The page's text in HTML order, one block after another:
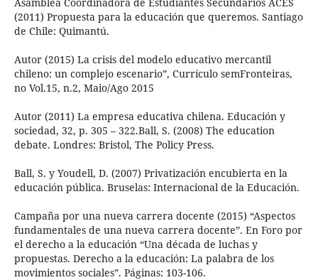
(2011) Propuesta para la educación que queremos. Santiago
de Chile: Quimantú.
Autor (2015) La crisis del modelo educativo mercantil
chileno: un complejo escenario”, Currículo semFronteiras,
no Vol.15, n.2, Maio/Ago 2015
Autor (2011) La empresa educativa chilena. Educación y
sociedad, 32, p. 305 – 322.Ball, S. (2008) The education
debate. Londres: Bristol, The Policy Press.
Ball, S. y Youdell, D. (2007) Privatización encubierta en la
educación pública. Bruselas: Internacional de la Educación.
Campaña por una nueva carrera docente (2015) “Aspectos
fundamentales de una nueva carrera docente”. En Foro por
el derecho a la educación “Una década de luchas y
propuestas. Derecho a la educación: La palabra de los
movimientos sociales”. Páginas: 103-106.